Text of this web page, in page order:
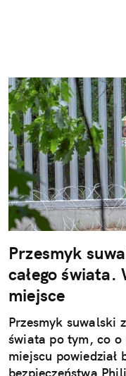
Przesmyk
całego
miejsce
Przesmyk suwalski
świata po tym, co
miejscu